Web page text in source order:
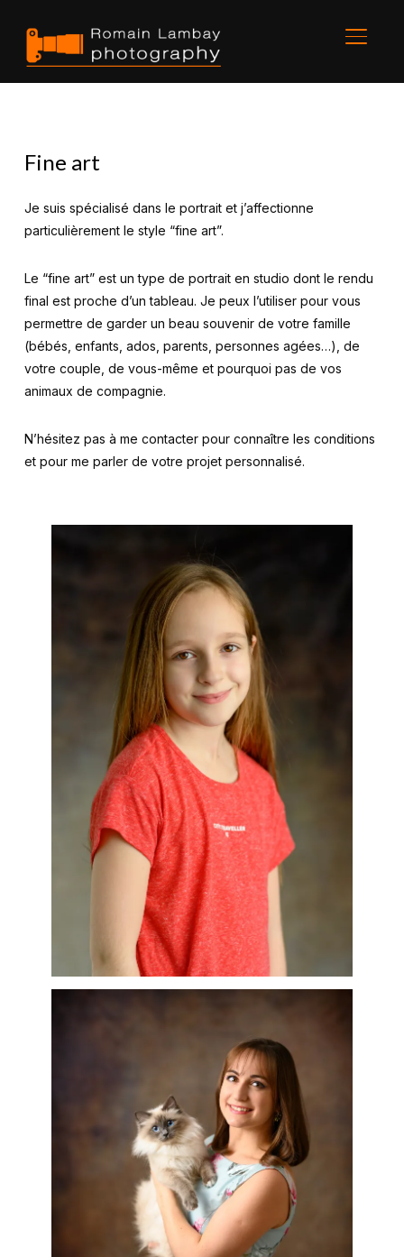
Fine art
Je suis spécialisé dans le portrait et j’affectionne
particulièrement le style “fine art”.
Le “fine art” est un type de portrait en studio dont le rendu
final est proche d’un tableau. Je peux l’utiliser pour vous
permettre de garder un beau souvenir de votre famille
(bébés, enfants, ados, parents, personnes agées…), de
votre couple, de vous-même et pourquoi pas de vos
animaux de compagnie.
N’hésitez pas à me contacter pour connaître les conditions
et pour me parler de votre projet personnalisé.